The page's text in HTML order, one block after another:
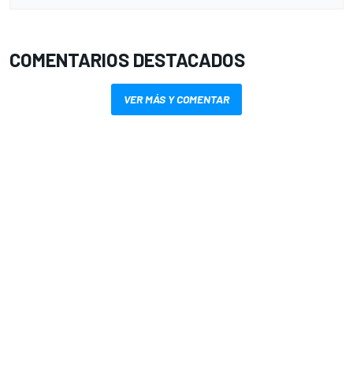
COMENTARIOS DESTACADOS
VER MÁS Y COMENTAR